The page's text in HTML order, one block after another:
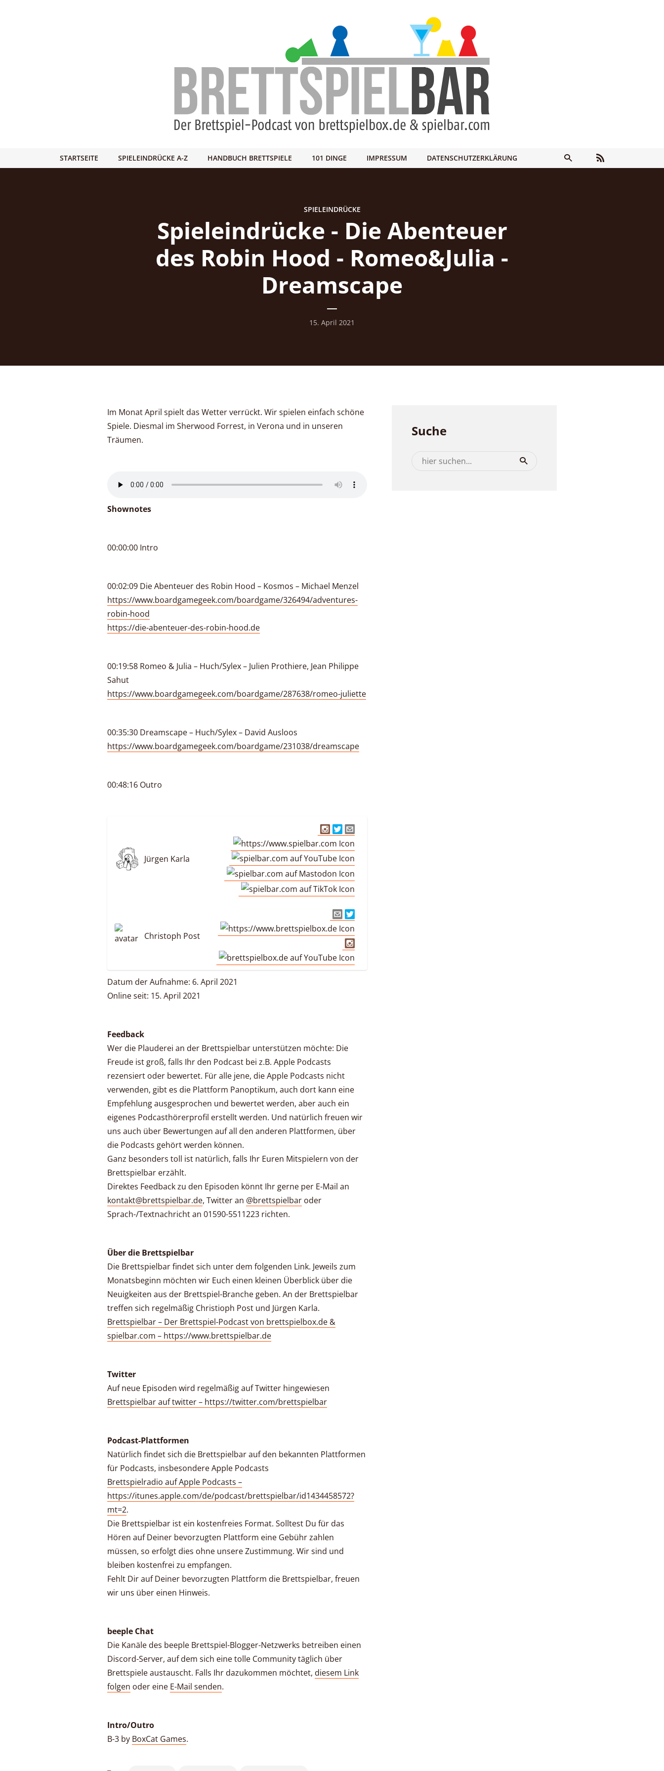
STARTSEITE SPIELEINDRÜCKE A-Z HANDBUCH BRETTSPIELE 101 DINGE IMPRESSUM DATENSCHUTZERKLÄRUNG
SPIELEINDRÜCKE
Spieleindrücke - Die Abenteuer
des Robin Hood - Romeo&Julia -
Dreamscape
15. April 2021
Im Monat April spielt das Wetter verrückt. Wir spielen einfach schöne
Spiele. Diesmal im Sherwood Forrest, in Verona und in unseren
Träumen.
Shownotes
00:00:00 Intro
00:02:09 Die Abenteuer des Robin Hood – Kosmos – Michael Menzel
https://www.boardgamegeek.com/boardgame/326494/adventures-
robin-hood
https://die-abenteuer-des-robin-hood.de
00:19:58 Romeo & Julia – Huch/Sylex – Julien Prothiere, Jean Philippe
Sahut
https://www.boardgamegeek.com/boardgame/287638/romeo-juliette
00:35:30 Dreamscape – Huch/Sylex – David Ausloos
https://www.boardgamegeek.com/boardgame/231038/dreamscape
00:48:16 Outro
Jürgen Karla
Christoph Post
Datum der Aufnahme: 6. April 2021
Online seit: 15. April 2021
Feedback
Wer die Plauderei an der Brettspielbar unterstützen möchte: Die
Freude ist groß, falls Ihr den Podcast bei z.B. Apple Podcasts
rezensiert oder bewertet. Für alle jene, die Apple Podcasts nicht
verwenden, gibt es die Plattform Panoptikum, auch dort kann eine
Empfehlung ausgesprochen und bewertet werden, aber auch ein
eigenes Podcasthörerprofil erstellt werden. Und natürlich freuen wir
uns auch über Bewertungen auf all den anderen Plattformen, über
die Podcasts gehört werden können.
Ganz besonders toll ist natürlich, falls Ihr Euren Mitspielern von der
Brettspielbar erzählt.
Direktes Feedback zu den Episoden könnt Ihr gerne per E-Mail an
kontakt@brettspielbar.de, Twitter an @brettspielbar oder
Sprach-/Textnachricht an 01590-5511223 richten.
Über die Brettspielbar
Die Brettspielbar findet sich unter dem folgenden Link. Jeweils zum
Monatsbeginn möchten wir Euch einen kleinen Überblick über die
Neuigkeiten aus der Brettspiel-Branche geben. An der Brettspielbar
treffen sich regelmäßig Christioph Post und Jürgen Karla.
Brettspielbar – Der Brettspiel-Podcast von brettspielbox.de &
spielbar.com – https://www.brettspielbar.de
Twitter
Auf neue Episoden wird regelmäßig auf Twitter hingewiesen
Brettspielbar auf twitter – https://twitter.com/brettspielbar
Podcast-Plattformen
Natürlich findet sich die Brettspielbar auf den bekannten Plattformen
für Podcasts, insbesondere Apple Podcasts
Brettspielradio auf Apple Podcasts –
https://itunes.apple.com/de/podcast/brettspielbar/id1434458572?
mt=2.
Die Brettspielbar ist ein kostenfreies Format. Solltest Du für das
Hören auf Deiner bevorzugten Plattform eine Gebühr zahlen
müssen, so erfolgt dies ohne unsere Zustimmung. Wir sind und
bleiben kostenfrei zu empfangen.
Fehlt Dir auf Deiner bevorzugten Plattform die Brettspielbar, freuen
wir uns über einen Hinweis.
beeple Chat
Die Kanäle des beeple Brettspiel-Blogger-Netzwerks betreiben einen
Discord-Server, auf dem sich eine tolle Community täglich über
Brettspiele austauscht. Falls Ihr dazukommen möchtet, diesem Link
folgen oder eine E-Mail senden.
Intro/Outro
B-3 by BoxCat Games.
Suche